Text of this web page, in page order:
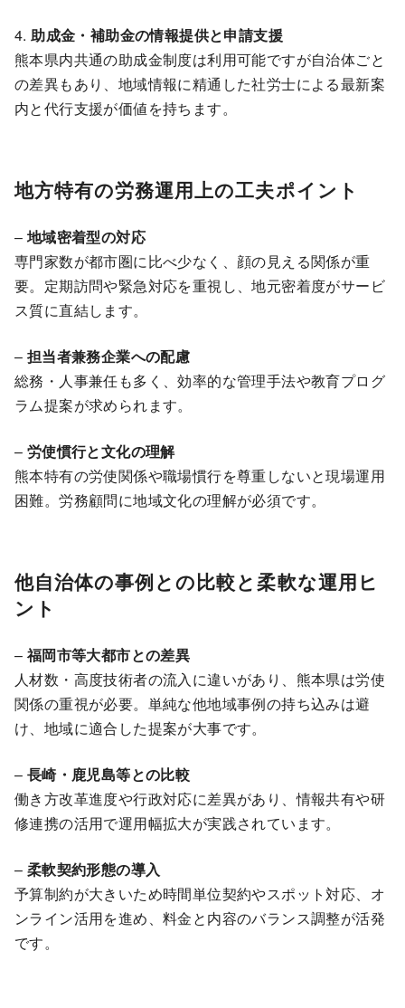
4.助成金・補助金の情報提供と申請支援
熊本県内共通の助成金制度は利用可能ですが自治体ごと
の差異もあり、地域情報に精通した社労士による最新案
内と代行支援が価値を持ちます。
地方特有の労務運用上の工夫ポイント
– 地域密着型の対応
専門家数が都市圏に比べ少なく、顔の見える関係が重
要。定期訪問や緊急対応を重視し、地元密着度がサービ
ス質に直結します。
– 担当者兼務企業への配慮
総務・人事兼任も多く、効率的な管理手法や教育プログ
ラム提案が求められます。
– 労使慣行と文化の理解
熊本特有の労使関係や職場慣行を尊重しないと現場運用
困難。労務顧問に地域文化の理解が必須です。
他自治体の事例との比較と柔軟な運用ヒ
ント
– 福岡市等大都市との差異
人材数・高度技術者の流入に違いがあり、熊本県は労使
関係の重視が必要。単純な他地域事例の持ち込みは避
け、地域に適合した提案が大事です。
– 長崎・鹿児島等との比較
働き方改革進度や行政対応に差異があり、情報共有や研
修連携の活用で運用幅拡大が実践されています。
– 柔軟契約形態の導入
予算制約が大きいため時間単位契約やスポット対応、オ
ンライン活用を進め、料金と内容のバランス調整が活発
です。